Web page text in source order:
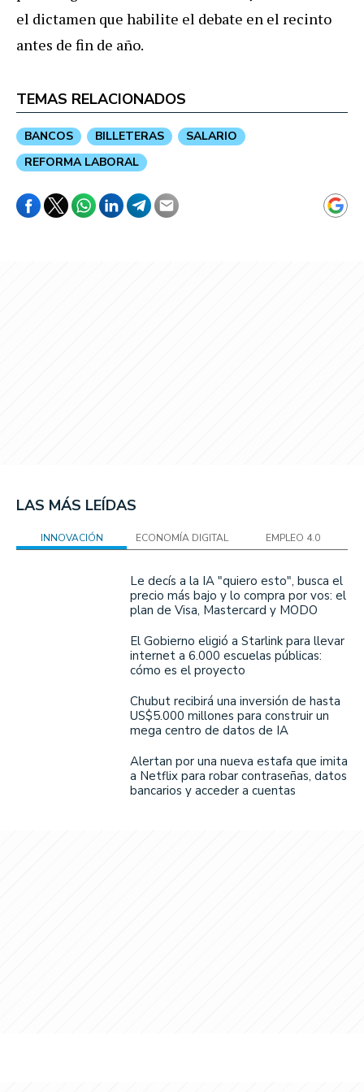
el dictamen que habilite el debate en el recinto
antes de fin de año.
TEMAS RELACIONADOS
BANCOS BILLETERAS
SALARIO
REFORMA LABORAL
LAS MÁS LEÍDAS
INNOVACIÓN ECONOMÍA DIGITAL EMPLEO 4.0
Le decís a la IA "quiero esto", busca el
precio más bajo y lo compra por vos: el
plan de Visa, Mastercard y MODO
El Gobierno eligió a Starlink para llevar
internet a 6.000 escuelas públicas:
cómo es el proyecto
Chubut recibirá una inversión de hasta
US$5.000 millones para construir un
mega centro de datos de IA
Alertan por una nueva estafa que imita
a Netflix para robar contraseñas, datos
bancarios y acceder a cuentas